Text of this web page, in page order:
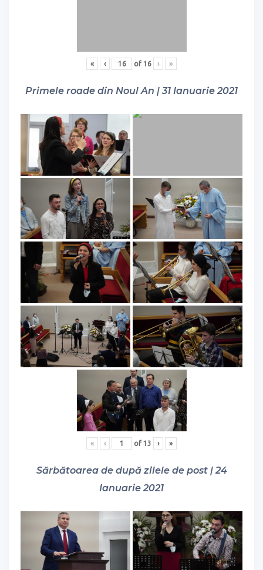
« ‹ of 16 › »
Primele roade din Noul An | 31 Ianuarie 2021
« ‹ of 13 › »
Sărbătoarea de după zilele de post | 24
Ianuarie 2021